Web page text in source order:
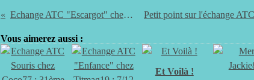
Echange ATC "Escargot" chez maNou
Vous aimerez aussi :
Et Voilà !